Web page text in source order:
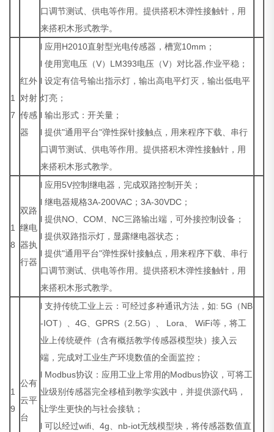
口调节测试、供电等作用。提供搭积木弹性接触针，用
来搭积木形式教学。
1
7
红外
对射
传感
器
l 应用H2010直射型光电传感器，槽宽10mm；
l 使用宽电压（V）LM393电压（V）对比器,作业平稳；
l 设定有信号输出指示灯，输出高电平灯灭，输出低电平
灯亮；
l 输出形式：开关量；
l 提供"通用平台"弹性探针接触点，用来程序下载、串行
口调节测试、供电等作用。提供搭积木弹性接触针，用
来搭积木形式教学。
1
8
双路
继电
器执
行器
l 应用5V控制继电器，完成双路控制开关；
l 继电器规格3A-200VAC；3A-30VDC；
l 提供NO、COM、NC三路输出端，可外接控制设备；
l 提供双路指示灯，显露继电器状态；
l 提供"通用平台"弹性探针接触点，用来程序下载、串行
口调节测试、供电等作用。提供搭积木弹性接触针，用
来搭积木形式教学。
1
9
公有
云平
台
l 支持传统工业上云：可经过多种通讯方法，如: 5G（NB
-IOT）、4G、GPRS（2.5G）、 Lora、 WiFi等，将工
业上传统硬件（含有概括教学传感器模型块）接入云
端，完成对工业生产环境数值的全面监控；
l Modbus协议：应用工业上常用的Modbus协议，可将工
业级别传感器完全移植到教学实践中，并提供源代码，
让学生更快的与社会接轨；
l 可以经过wifi、4g、nb-iot无线模型块，将传感器数值直